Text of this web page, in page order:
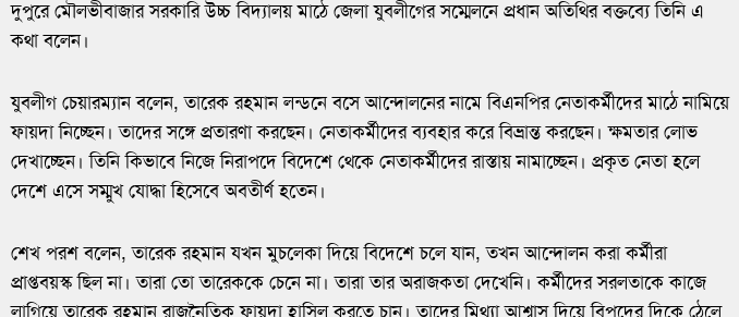
দুপুরে মৌলভীবাজার সরকারি উচ্চ বিদ্যালয় মাঠে জেলা যুবলীগের সম্মেলনে প্রধান অতিথির বক্তব্যে তিনি এ
কথা বলেন।
যুবলীগ চেয়ারম্যান বলেন, তারেক রহমান লন্ডনে বসে আন্দোলনের নামে বিএনপির নেতাকর্মীদের মাঠে নামিয়ে
ফায়দা নিচ্ছেন। তাদের সঙ্গে প্রতারণা করছেন। নেতাকর্মীদের ব্যবহার করে বিভ্রান্ত করছেন। ক্ষমতার লোভ
দেখাচ্ছেন। তিনি কিভাবে নিজে নিরাপদে বিদেশে থেকে নেতাকর্মীদের রাস্তায় নামাচ্ছেন। প্রকৃত নেতা হলে
দেশে এসে সম্মুখ যোদ্ধা হিসেবে অবতীর্ণ হতেন।
শেখ পরশ বলেন, তারেক রহমান যখন মুচলেকা দিয়ে বিদেশে চলে যান, তখন আন্দোলন করা কর্মীরা
প্রাপ্তবয়স্ক ছিল না। তারা তো তারেককে চেনে না। তারা তার অরাজকতা দেখেনি। কর্মীদের সরলতাকে কাজে
লাগিয়ে তারেক রহমান রাজনৈতিক ফায়দা হাসিল করতে চান। তাদের মিথ্যা আশ্বাস দিয়ে বিপদের দিকে ঠেলে